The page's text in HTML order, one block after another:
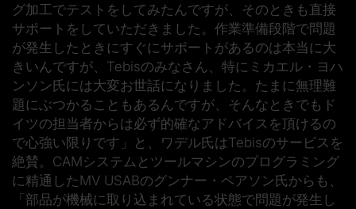
グ加工でテストをしてみたんですが、そのときも直接
サポートをしていただきました。作業準備段階で問題
が発生したときにすぐにサポートがあるのは本当に大
きいんですが、Tebisのみなさん、特にミカエル・ヨハ
ンソン氏には大変お世話になりました。たまに無理難
題にぶつかることもあるんですが、そんなときでもド
イツの担当者からは必ず的確なアドバイスを頂けるの
で心強い限りです」と、ワデル氏はTebisのサービスを
絶賛。CAMシステムとツールマシンのプログラミング
に精通したMV USABのグンナー・ペアソン氏からも、
「部品が機械に取り込まれている状態で問題が発生し